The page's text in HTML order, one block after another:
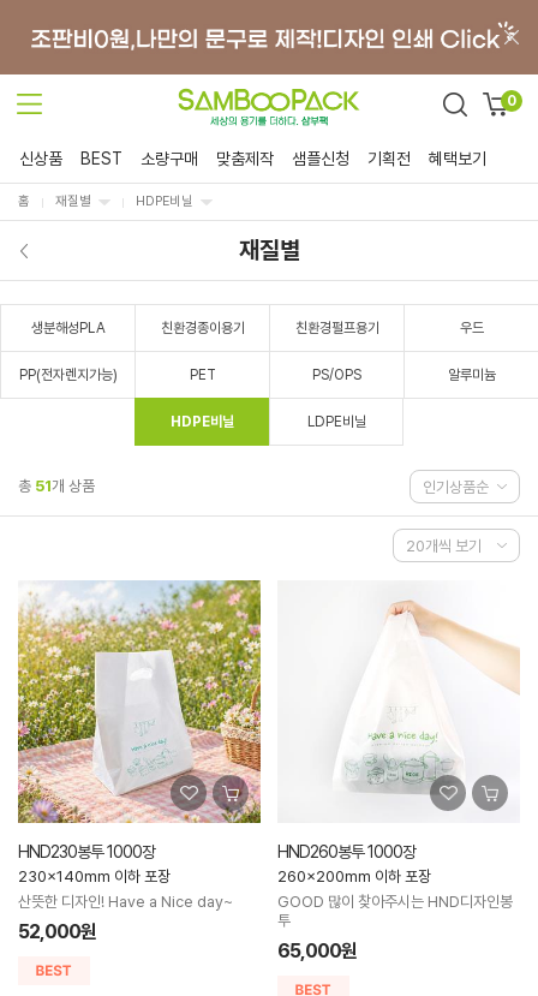
0
신상품 BEST 소량구매 맞춤제작 샘플신청 기획전 혜택보기
홈 재질별 HDPE비닐
재질별
생분해성PLA 친환경종이용기 친환경펄프용기 우드
PP(전자렌지가능) PET PS/OPS 알루미늄
HDPE비닐 LDPE비닐
총 51개 상품
HND230봉투 1000장
230x140mm 이하 포장
산뜻한 디자인! Have a Nice day~
52,000원
HND260봉투 1000장
260x200mm 이하 포장
GOOD 많이 찾아주시는 HND디자인봉
투
65,000원